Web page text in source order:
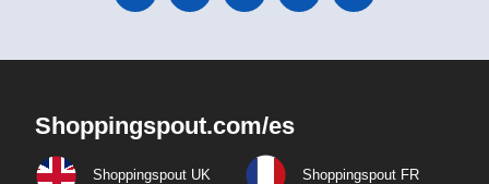
Shoppingspout.com/es
Shoppingspout UK Shoppingspout FR